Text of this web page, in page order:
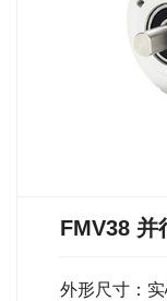
FMV38 并
外形尺寸：